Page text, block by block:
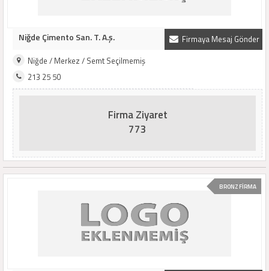
Firmaya Mesaj Gönder
Niğde Çimento San. T. A.ş.
Niğde / Merkez / Semt Seçilmemiş
213 25 50
Firma Ziyaret
773
BRONZ FİRMA